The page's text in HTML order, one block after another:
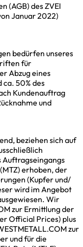
(AGB) des ZVEI
Januar 2022)
bedürfen unseres
für
Abzug eines
50% des
Kundenauftrag
und
beziehen sich auf
Auftragseingangs
erhoben, der
(Kupfer und/
wird im Angebot
Wir
zur Ermittlung der
Official Prices) plus
zur
und für die